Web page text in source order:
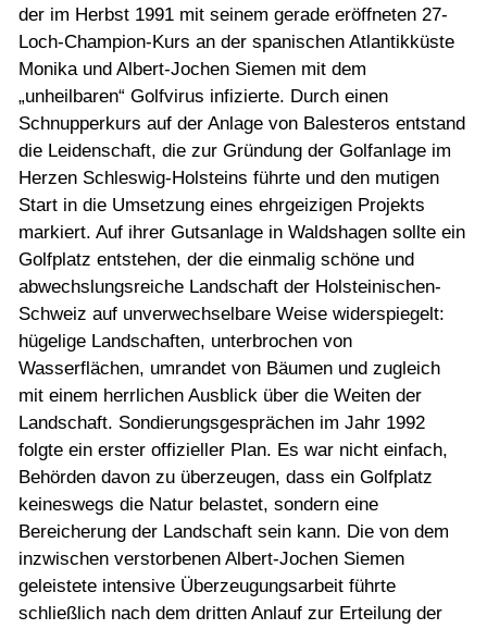
der im Herbst 1991 mit seinem gerade eröffneten 27-
Loch-Champion-Kurs an der spanischen Atlantikküste
Monika und Albert-Jochen Siemen mit dem
„unheilbaren“ Golfvirus infizierte. Durch einen
Schnupperkurs auf der Anlage von Balesteros entstand
die Leidenschaft, die zur Gründung der Golfanlage im
Herzen Schleswig-Holsteins führte und den mutigen
Start in die Umsetzung eines ehrgeizigen Projekts
markiert. Auf ihrer Gutsanlage in Waldshagen sollte ein
Golfplatz entstehen, der die einmalig schöne und
abwechslungsreiche Landschaft der Holsteinischen-
Schweiz auf unverwechselbare Weise widerspiegelt:
hügelige Landschaften, unterbrochen von
Wasserflächen, umrandet von Bäumen und zugleich
mit einem herrlichen Ausblick über die Weiten der
Landschaft. Sondierungsgesprächen im Jahr 1992
folgte ein erster offizieller Plan. Es war nicht einfach,
Behörden davon zu überzeugen, dass ein Golfplatz
keineswegs die Natur belastet, sondern eine
Bereicherung der Landschaft sein kann. Die von dem
inzwischen verstorbenen Albert-Jochen Siemen
geleistete intensive Überzeugungsarbeit führte
schließlich nach dem dritten Anlauf zur Erteilung der